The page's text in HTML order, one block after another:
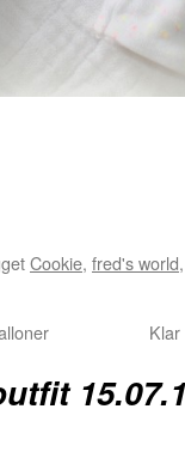
Cookie, fred's world